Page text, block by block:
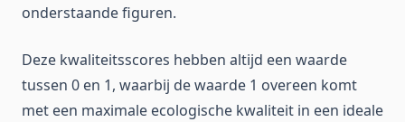
onderstaande figuren.
Deze kwaliteitsscores hebben altijd een waarde
tussen 0 en 1, waarbij de waarde 1 overeen komt
met een maximale ecologische kwaliteit in een ideale